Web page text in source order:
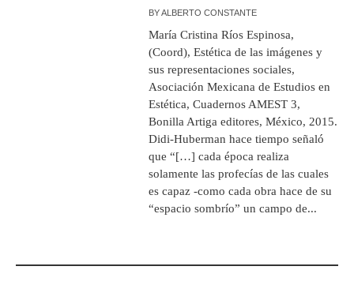
BYALBERTO CONSTANTE
María Cristina Ríos Espinosa,
(Coord), Estética de las imágenes y
sus representaciones sociales,
Asociación Mexicana de Estudios en
Estética, Cuadernos AMEST 3,
Bonilla Artiga editores, México, 2015.
Didi-Huberman hace tiempo señaló
que “[…] cada época realiza
solamente las profecías de las cuales
es capaz -como cada obra hace de su
“espacio sombrío” un campo de...